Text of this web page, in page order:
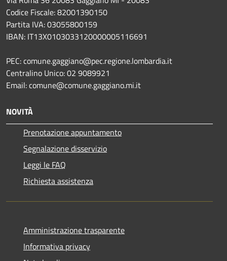
Codice Fiscale: 82001390150
Partita IVA: 03055800159
IBAN: IT13X0103033120000005116691
PEC: comune.gaggiano@pec.regione.lombardia.it
Centralino Unico: 02 9089921
Email: comune@comune.gaggiano.mi.it
NOVITÀ
Prenotazione appuntamento
Segnalazione disservizio
Leggi le FAQ
Richiesta assistenza
Amministrazione trasparente
Informativa privacy